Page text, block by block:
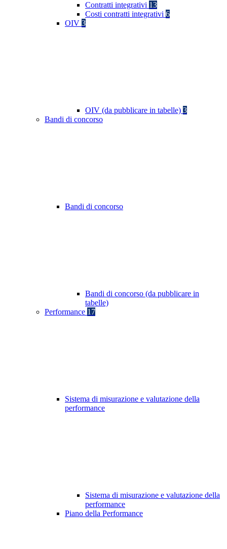
Contratti integrativi 13
Costi contratti integrativi 6
OIV 3
OIV (da pubblicare in tabelle) 3
Bandi di concorso
Bandi di concorso
Bandi di concorso (da pubblicare in
tabelle)
Performance 17
Sistema di misurazione e valutazione della
performance
Sistema di misurazione e valutazione della
performance
Piano della Performance